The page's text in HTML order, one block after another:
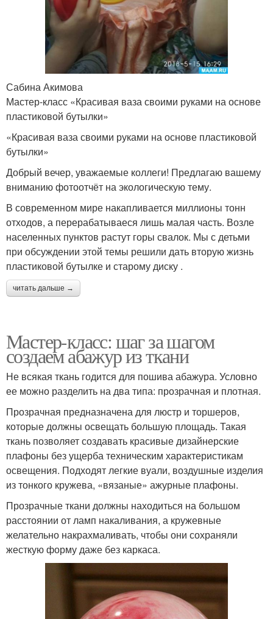
Сабина Акимова
Мастер-класс «Красивая ваза своими руками на основе
пластиковой бутылки»
«Красивая ваза своими руками на основе пластиковой
бутылки»
Добрый вечер, уважаемые коллеги! Предлагаю вашему
вниманию фотоотчёт на экологическую тему.
В современном мире накапливается миллионы тонн
отходов, а перерабатываеся лишь малая часть. Возле
населенных пунктов растут горы свалок. Мы с детьми
при обсуждении этой темы решили дать вторую жизнь
пластиковой бутылке и старому диску .
читать дальше →
Мастер-класс: шаг за шагом
создаем абажур из ткани
Не всякая ткань годится для пошива абажура. Условно
ее можно разделить на два типа: прозрачная и плотная.
Прозрачная предназначена для люстр и торшеров,
которые должны освещать большую площадь. Такая
ткань позволяет создавать красивые дизайнерские
плафоны без ущерба техническим характеристикам
освещения. Подходят легкие вуали, воздушные изделия
из тонкого кружева, «вязаные» ажурные плафоны.
Прозрачные ткани должны находиться на большом
расстоянии от ламп накаливания, а кружевные
желательно накрахмаливать, чтобы они сохраняли
жесткую форму даже без каркаса.